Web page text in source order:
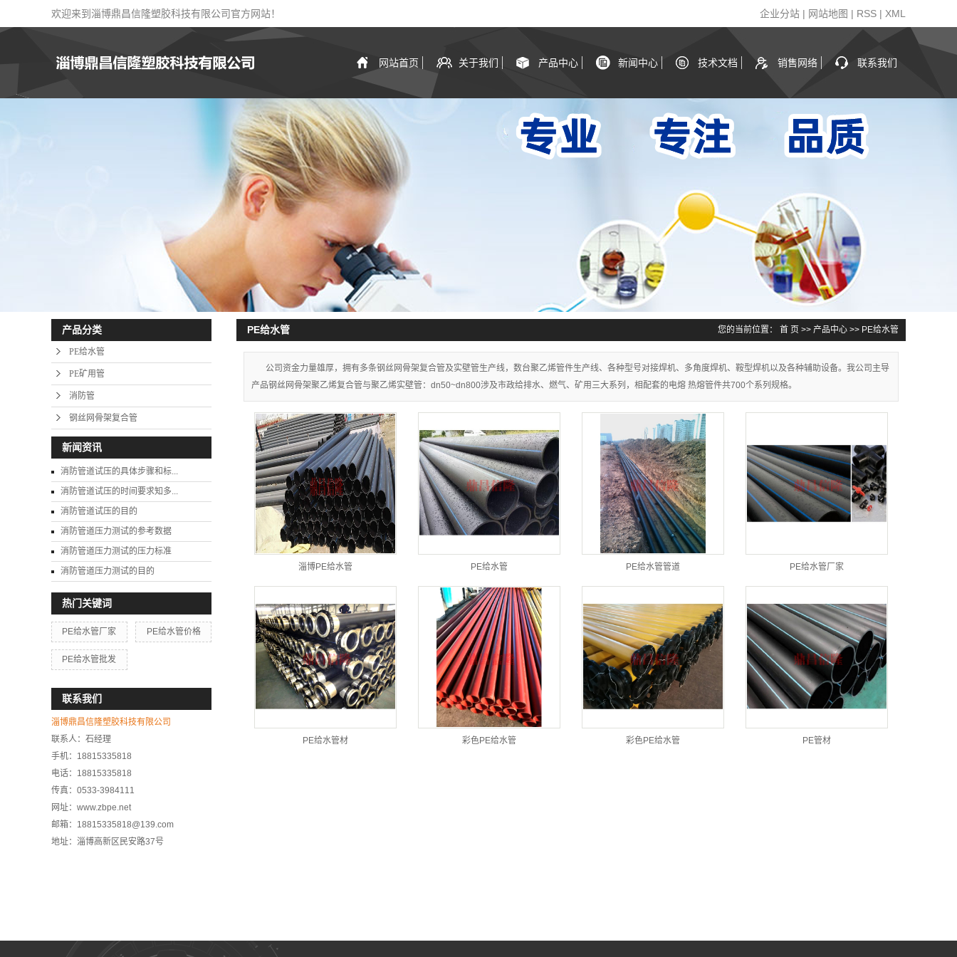
欢迎来到淄博鼎昌信隆塑胶科技有限公司官方网站！ 企业分站 | 网站地图 | RSS | XML
网站首页 关于我们 产品中心 新闻中心 技术文档 销售网络 联系我们
产品分类
PE给水管
PE矿用管
消防管
钢丝网骨架复合管
新闻资讯
消防管道试压的具体步骤和标...
消防管道试压的时间要求知多...
消防管道试压的目的
消防管道压力测试的参考数据
消防管道压力测试的压力标准
消防管道压力测试的目的
热门关键词
PE给水管厂家 PE给水管价格
PE给水管批发
联系我们
淄博鼎昌信隆塑胶科技有限公司
联系人：石经理
手机：18815335818
电话：18815335818
传真：0533-3984111
网址：www.zbpe.net
邮箱：18815335818@139.com
地址：淄博高新区民安路37号
PE给水管 您的当前位置： 首 页 >> 产品中心 >> PE给水管
公司资金力量雄厚，拥有多条钢丝网骨架复合管及实壁管生产线，数台聚乙烯管件生产线、各种型号对接焊机、多角度焊机、鞍型焊机以及各种辅助设备。我公司主导
产品钢丝网骨架聚乙烯复合管与聚乙烯实壁管：dn50~dn800涉及市政给排水、燃气、矿用三大系列，相配套的电熔 热熔管件共700个系列规格。
淄博PE给水管 PE给水管 PE给水管管道 PE给水管厂家
PE给水管材 彩色PE给水管 彩色PE给水管 PE管材